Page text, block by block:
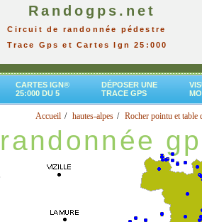
Randogps.net
Circuit de randonnée pédestre
Trace Gps et Cartes Ign 25:000
CARTES IGN®
25:000 DU 5
DÉPOSER UNE
TRACE GPS
Accueil hautes-alpes Rocher pointu et table
randonnée